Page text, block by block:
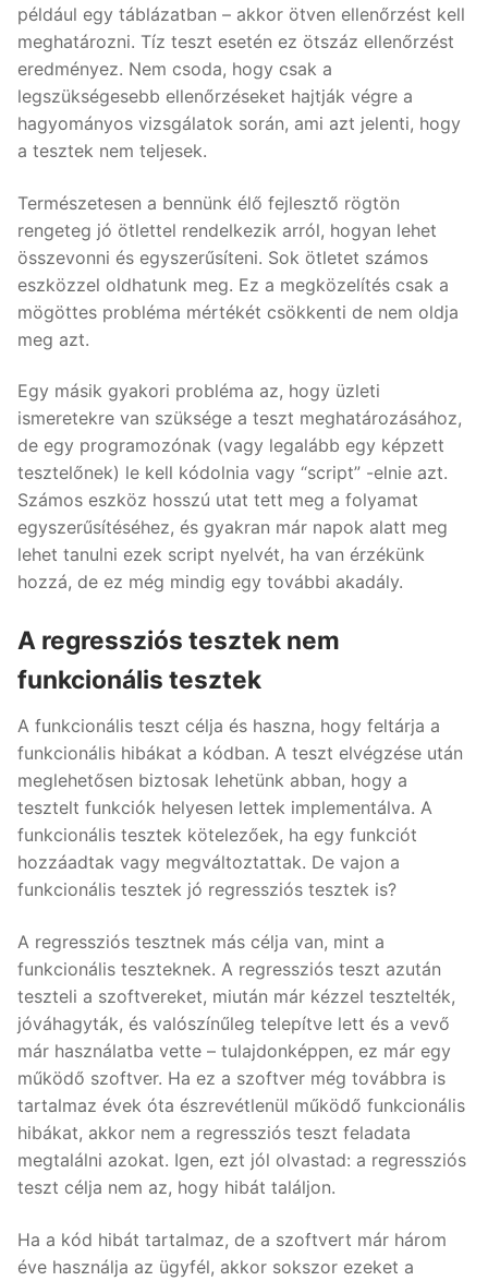
például egy táblázatban – akkor ötven ellenőrzést kell
meghatározni. Tíz teszt esetén ez ötszáz ellenőrzést
eredményez. Nem csoda, hogy csak a
legszükségesebb ellenőrzéseket hajtják végre a
hagyományos vizsgálatok során, ami azt jelenti, hogy
a tesztek nem teljesek.
Természetesen a bennünk élő fejlesztő rögtön
rengeteg jó ötlettel rendelkezik arról, hogyan lehet
összevonni és egyszerűsíteni. Sok ötletet számos
eszközzel oldhatunk meg. Ez a megközelítés csak a
mögöttes probléma mértékét csökkenti de nem oldja
meg azt.
Egy másik gyakori probléma az, hogy üzleti
ismeretekre van szüksége a teszt meghatározásához,
de egy programozónak (vagy legalább egy képzett
tesztelőnek) le kell kódolnia vagy “script” -elnie azt.
Számos eszköz hosszú utat tett meg a folyamat
egyszerűsítéséhez, és gyakran már napok alatt meg
lehet tanulni ezek script nyelvét, ha van érzékünk
hozzá, de ez még mindig egy további akadály.
A regressziós tesztek nem
funkcionális tesztek
A funkcionális teszt célja és haszna, hogy feltárja a
funkcionális hibákat a kódban. A teszt elvégzése után
meglehetősen biztosak lehetünk abban, hogy a
tesztelt funkciók helyesen lettek implementálva. A
funkcionális tesztek kötelezőek, ha egy funkciót
hozzáadtak vagy megváltoztattak. De vajon a
funkcionális tesztek jó regressziós tesztek is?
A regressziós tesztnek más célja van, mint a
funkcionális teszteknek. A regressziós teszt azután
teszteli a szoftvereket, miután már kézzel tesztelték,
jóváhagyták, és valószínűleg telepítve lett és a vevő
már használatba vette – tulajdonképpen, ez már egy
működő szoftver. Ha ez a szoftver még továbbra is
tartalmaz évek óta észrevétlenül működő funkcionális
hibákat, akkor nem a regressziós teszt feladata
megtalálni azokat. Igen, ezt jól olvastad: a regressziós
teszt célja nem az, hogy hibát találjon.
Ha a kód hibát tartalmaz, de a szoftvert már három
éve használja az ügyfél, akkor sokszor ezeket a